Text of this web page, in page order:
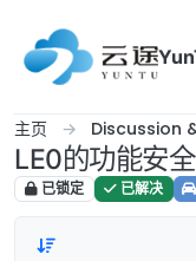
主页 Discussion
LE0的功能安
已锁定 已解决